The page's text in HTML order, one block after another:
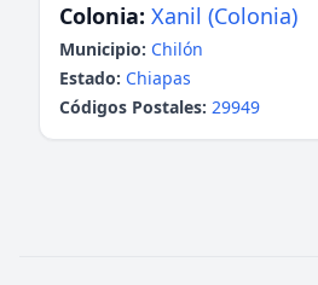
Colonia: Xanil (Colonia)
Municipio: Chilón
Estado: Chiapas
Códigos Postales: 29949